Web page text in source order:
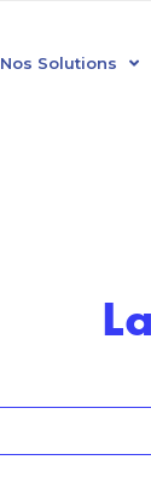
Nos Solutions